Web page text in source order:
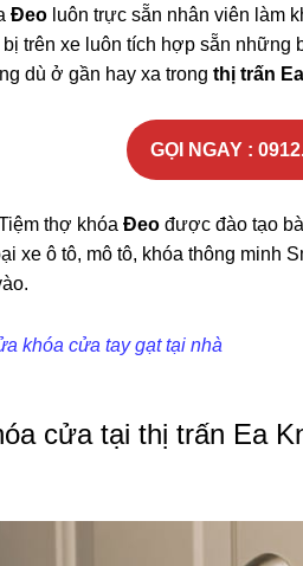
Đeo luôn trực sẵn nhân viên làm
trên xe luôn tích hợp sẵn những
dù ở gần hay xa trong thị trấn
GỌI NGAY :
thợ khóa Đeo được đào tạo
xe ô tô, mô tô, khóa thông minh
khóa cửa tay gạt tại nhà
cửa tại thị trấn Ea